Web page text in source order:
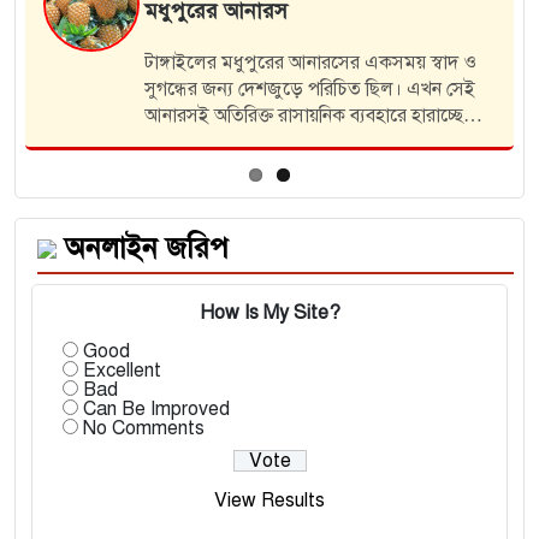
আনারসের একসময় স্বাদ ও
পরিচিত ছিল। এখন সেই
ব্যবহারে হারাচ্ছে
আনারসের স্বাদ ও ঘ্রাণ হারিয়ে
সোমবার (১০ আগস্ট)
সকাল ১০টায় সচিবালয়ে
সম্মেলনকক্ষে
অনলাইন জরিপ
How Is My Site?
Good
Excellent
Bad
Can Be Improved
No Comments
View Results